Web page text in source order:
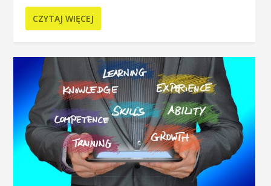
CZYTAJ WIĘCEJ